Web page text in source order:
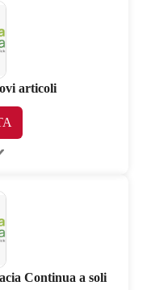
articoli
Continua a soli